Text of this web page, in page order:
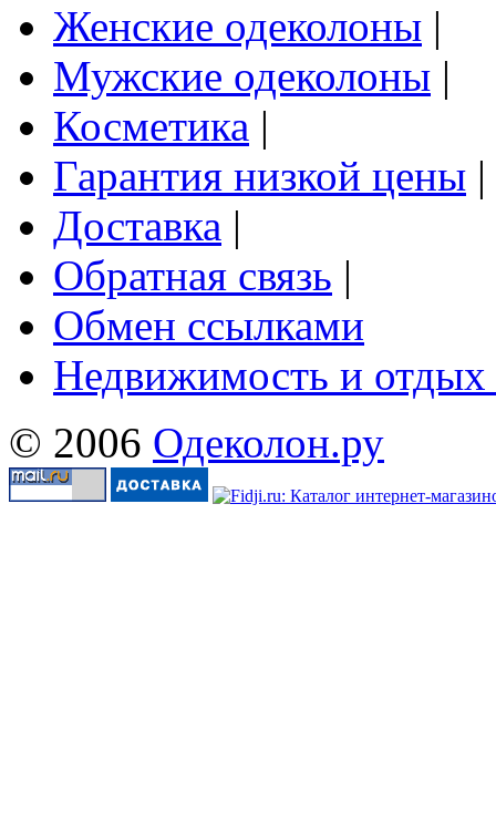
Женские одеколоны |
Мужские одеколоны |
Косметика |
Гарантия низкой цены |
Доставка |
Обратная связь |
Обмен ссылками
Недвижимость и
© 2006 Одеколон.ру